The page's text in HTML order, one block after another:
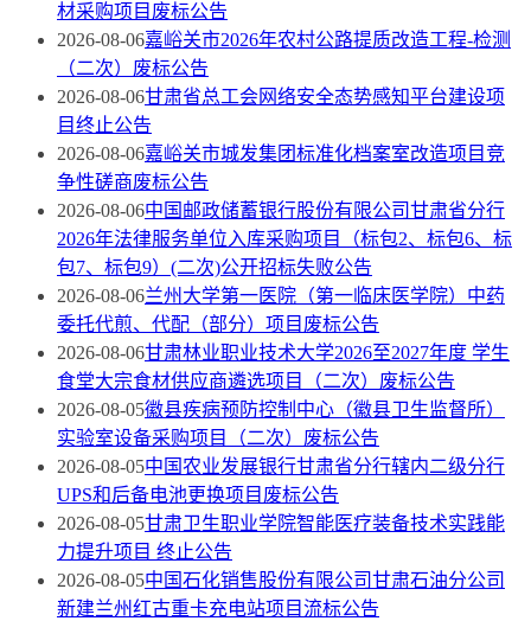
材采购项目废标公告
2026-08-06嘉峪关市2026年农村公路提质改造工程-检测
（二次）废标公告
2026-08-06甘肃省总工会网络安全态势感知平台建设项
目终止公告
2026-08-06嘉峪关市城发集团标准化档案室改造项目竞
争性磋商废标公告
2026-08-06中国邮政储蓄银行股份有限公司甘肃省分行
2026年法律服务单位入库采购项目（标包2、标包6、标
包7、标包9）(二次)公开招标失败公告
2026-08-06兰州大学第一医院（第一临床医学院）中药
委托代煎、代配（部分）项目废标公告
2026-08-06甘肃林业职业技术大学2026至2027年度 学生
食堂大宗食材供应商遴选项目（二次）废标公告
2026-08-05徽县疾病预防控制中心（徽县卫生监督所）
实验室设备采购项目（二次）废标公告
2026-08-05中国农业发展银行甘肃省分行辖内二级分行
UPS和后备电池更换项目废标公告
2026-08-05甘肃卫生职业学院智能医疗装备技术实践能
力提升项目 终止公告
2026-08-05中国石化销售股份有限公司甘肃石油分公司
新建兰州红古重卡充电站项目流标公告